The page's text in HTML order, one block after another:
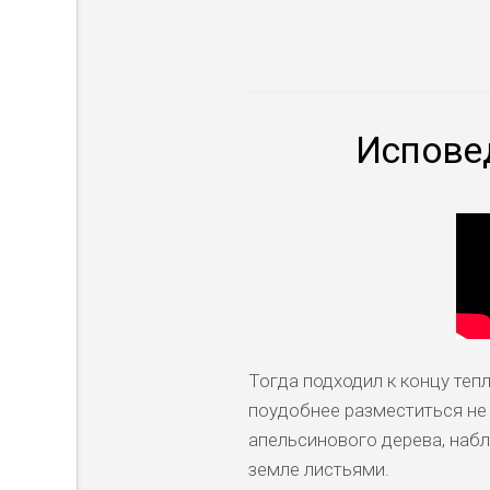
Тогда подходил к концу
поудобнее разместиться
апельсинового дерева,
земле листьями.